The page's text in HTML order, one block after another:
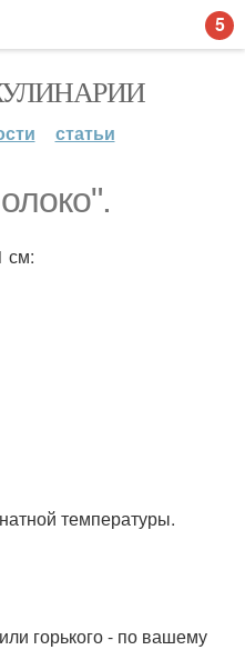
статьи
см:
температуры.
горького - по вашему
5